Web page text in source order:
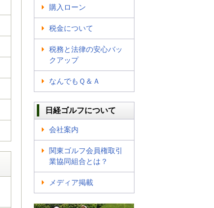
購入ローン
税金について
税務と法律の安心バッ
クアップ
なんでもＱ＆Ａ
日経ゴルフについて
会社案内
関東ゴルフ会員権取引
業協同組合とは？
メディア掲載